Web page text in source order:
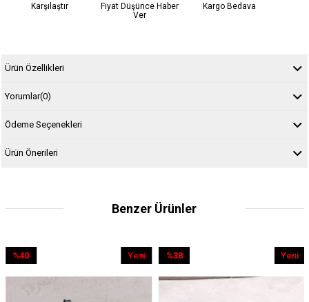
Karşılaştır
Fiyat Düşünce Haber
Ver
Kargo Bedava
Ürün Özellikleri
Yorumlar(0)
Ödeme Seçenekleri
Ürün Önerileri
Benzer Ürünler